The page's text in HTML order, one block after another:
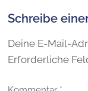
Schreibe
Deine E-Mail-
Erforderliche